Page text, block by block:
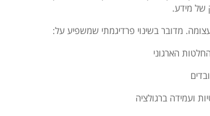
של מידע.
מדובר בשינוי פרדיגמתי שמשפיע על:
הארגוני
ועמידה ברגולציה